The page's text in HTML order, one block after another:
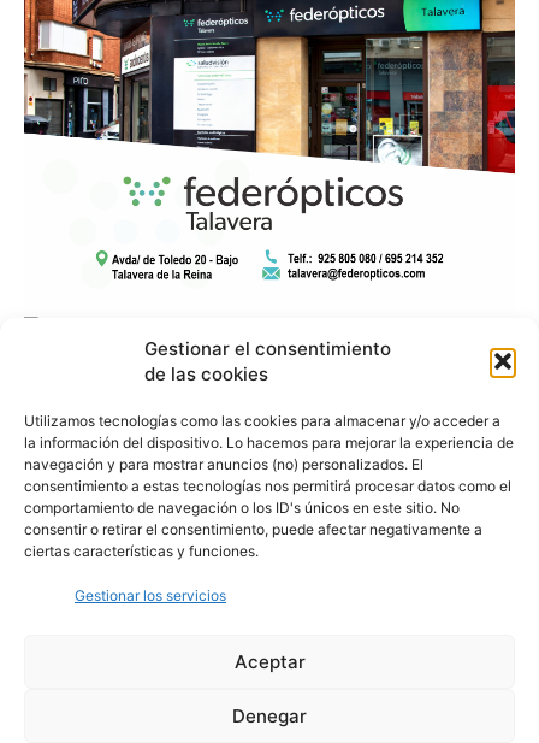
Gestionar el consentimiento
de las cookies
Utilizamos tecnologías como las cookies para almacenar y/o acceder a
la información del dispositivo. Lo hacemos para mejorar la experiencia de
navegación y para mostrar anuncios (no) personalizados. El
consentimiento a estas tecnologías nos permitirá procesar datos como el
comportamiento de navegación o los ID's únicos en este sitio. No
consentir o retirar el consentimiento, puede afectar negativamente a
ciertas características y funciones.
Gestionar los servicios
Aceptar
Denegar